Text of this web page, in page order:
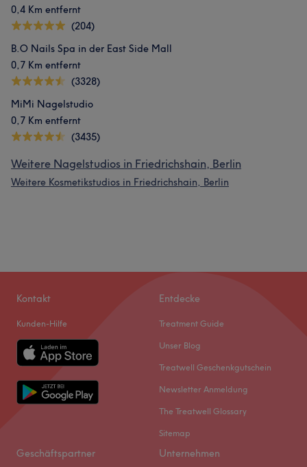
0,4 Km entfernt
(204)
B.O Nails Spa in der East Side Mall
0,7 Km entfernt
(3328)
MiMi Nagelstudio
0,7 Km entfernt
(3435)
Weitere Nagelstudios in Friedrichshain, Berlin
Weitere Kosmetikstudios in Friedrichshain, Berlin
Kontakt
Kunden-Hilfe
Entdecke
Treatment Guide
Unser Blog
Treatwell Geschenkgutschein
Newsletter Anmeldung
The Treatwell Glossary
Sitemap
Geschäftspartner Unternehmen